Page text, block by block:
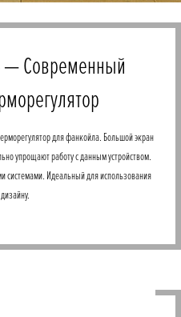
— Современный
для фанкойла. Большой экран
упрощают работу с данным устройством.
системами. Идеальный для использования